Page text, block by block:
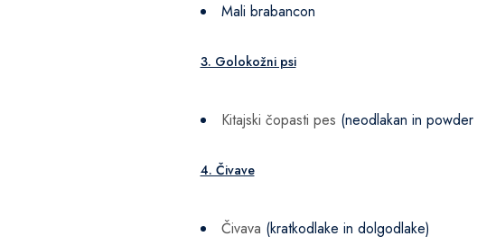
Mali brabancon
3. Golokožni psi
Kitajski čopasti pes (neodlakan in
4. Čivave
Čivava (kratkodlake in dolgodlake)